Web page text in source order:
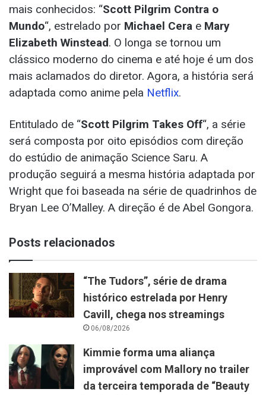
mais conhecidos: “Scott Pilgrim Contra o
Mundo“, estrelado por Michael Cera e Mary
Elizabeth Winstead. O longa se tornou um
clássico moderno do cinema e até hoje é um dos
mais aclamados do diretor. Agora, a história será
adaptada como anime pela Netflix.
Entitulado de “Scott Pilgrim Takes Off“, a série
será composta por oito episódios com direção
do estúdio de animação Science Saru. A
produção seguirá a mesma história adaptada por
Wright que foi baseada na série de quadrinhos de
Bryan Lee O’Malley. A direção é de Abel Gongora.
Posts relacionados
“The Tudors”, série de drama
histórico estrelada por Henry
Cavill, chega nos streamings
06/08/2026
Kimmie forma uma aliança
improvável com Mallory no trailer
da terceira temporada de “Beauty